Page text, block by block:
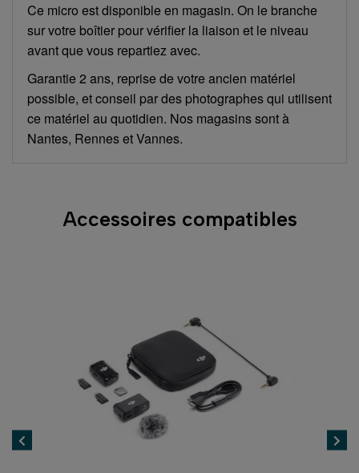
Ce micro est disponible en magasin. On le branche
sur votre boîtier pour vérifier la liaison et le niveau
avant que vous repartiez avec.
Garantie 2 ans, reprise de votre ancien matériel
possible, et conseil par des photographes qui utilisent
ce matériel au quotidien. Nos magasins sont à
Nantes, Rennes et Vannes.
Accessoires compatibles